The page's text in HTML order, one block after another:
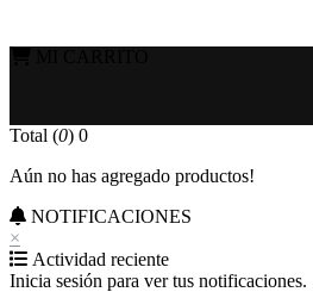
Total (0) 0
Aún no has agregado productos!
NOTIFICACIONES
×
Actividad reciente
Inicia sesión para ver tus notificaciones.